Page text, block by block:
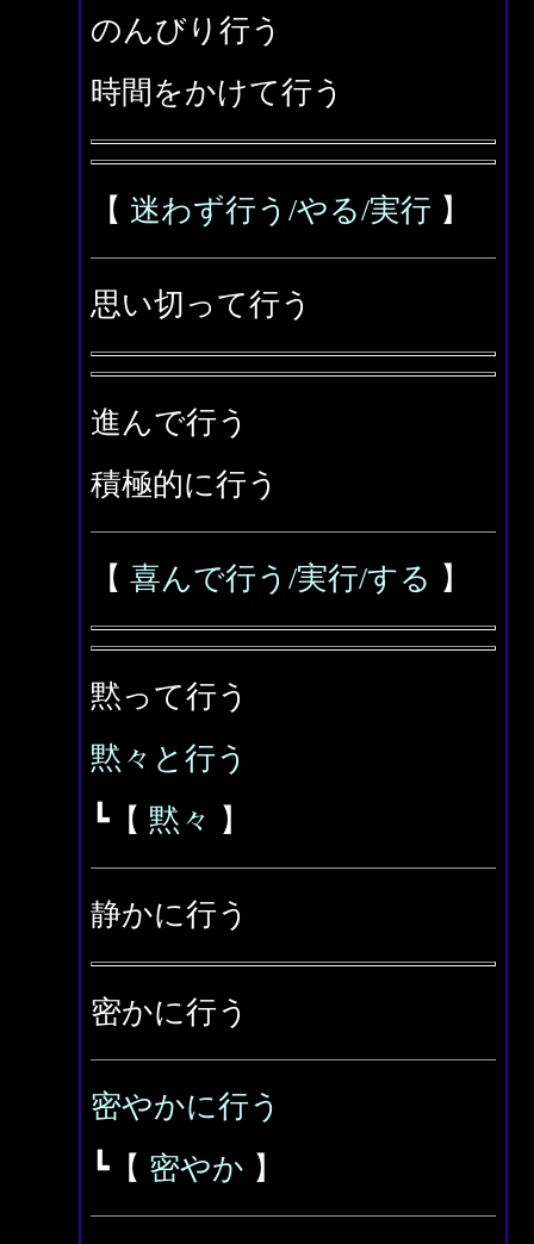
のんびり行う
時間をかけて行う
【 迷わず行う/やる/実行 】
思い切って行う
進んで行う
積極的に行う
【 喜んで行う/実行/する 】
黙って行う
黙々と行う
┗【 黙々 】
静かに行う
密かに行う
密やかに行う
┗【 密やか 】